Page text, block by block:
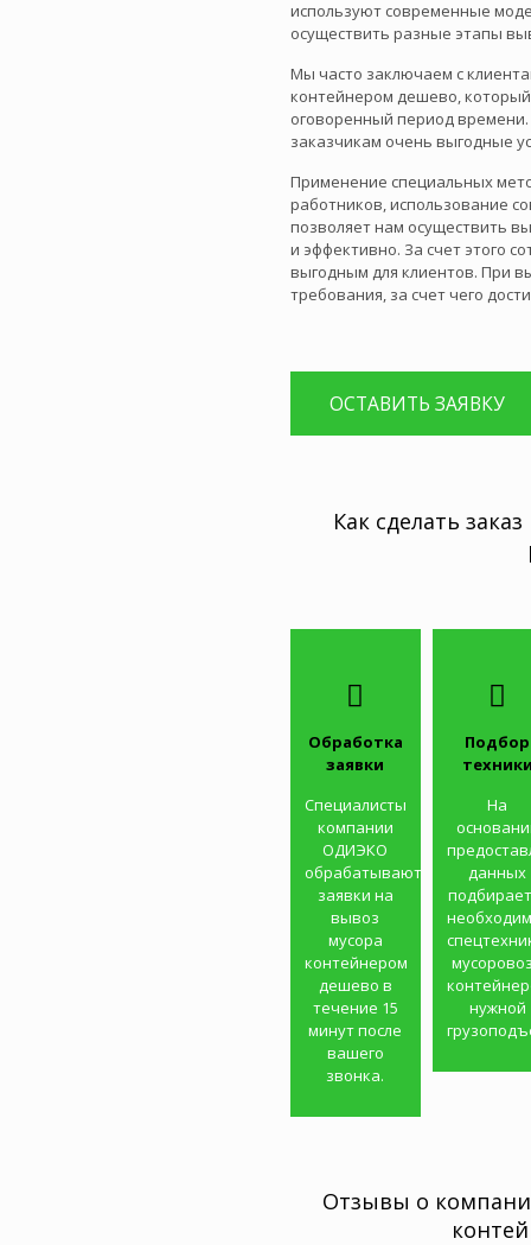
используют современные
осуществить разные этапы
Мы часто заключаем с
контейнером дешево,
оговоренный период
заказчикам очень выгодные
Применение специальных
работников, использование
позволяет нам осуществить
и эффективно. За счет этого
выгодным для клиентов. При
требования, за счет чего
ОСТАВИТЬ ЗАЯВКУ
Как сделать
Обработка
заявки
Специалисты
компании
ОДИЭКО
обрабатывают
заявки на
вывоз
мусора
контейнером
дешево в
течение 15
минут после
вашего
звонка.
Подбор
На
данных
нужной
Отзывы о